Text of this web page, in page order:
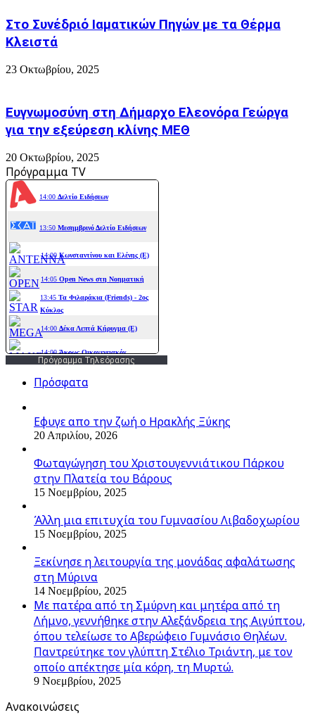
Στο Συνέδριό Ιαματικών Πηγών με τα Θέρμα
Κλειστά
23 Οκτωβρίου, 2025
Ευγνωμοσύνη στη Δήμαρχο Ελεονόρα Γεώργα
για την εξεύρεση κλίνης ΜΕΘ
20 Οκτωβρίου, 2025
Πρόγραμμα TV
Πρόγραμμα Τηλεόρασης
Πρόσφατα
Εφυγε απο την ζωή o Ηρακλής Ξύκης
20 Απριλίου, 2026
Φωταγώγηση του Χριστουγεννιάτικου Πάρκου
στην Πλατεία του Βάρους
15 Νοεμβρίου, 2025
Άλλη μια επιτυχία του Γυμνασίου Λιβαδοχωρίου
15 Νοεμβρίου, 2025
Ξεκίνησε η λειτουργία της μονάδας αφαλάτωσης
στη Μύρινα
14 Νοεμβρίου, 2025
Με πατέρα από τη Σμύρνη και μητέρα από τη
Λήμνο, γεννήθηκε στην Αλεξάνδρεια της Αιγύπτου,
όπου τελείωσε το Αβερώφειο Γυμνάσιο Θηλέων.
Παντρεύτηκε τον γλύπτη Στέλιο Τριάντη, με τον
οποίο απέκτησε μία κόρη, τη Μυρτώ.
9 Νοεμβρίου, 2025
Ανακοινώσεις